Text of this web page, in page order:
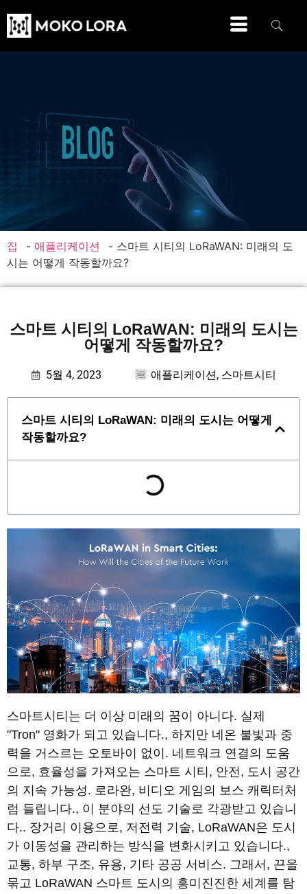
집 - 애플리케이션 - 스마트 시티의 LoRaWAN: 미래의 도
시는 어떻게 작동할까요?
스마트 시티의 LoRaWAN: 미래의 도시는
어떻게 작동할까요?
5월 4, 2023 애플리케이션, 스마트시티
스마트 시티의 LoRaWAN: 미래의 도시는 어떻게
작동할까요?
스마트시티는 더 이상 미래의 꿈이 아니다. 실제
"Tron" 영화가 되고 있습니다., 하지만 네온 불빛과 중
력을 거스르는 오토바이 없이. 네트워크 연결의 도움
으로, 효율성을 가져오는 스마트 시티, 안전, 도시 공간
의 지속 가능성. 로라완, 비디오 게임의 보스 캐릭터처
럼 들립니다., 이 분야의 선도 기술로 각광받고 있습니
다.. 장거리 이용으로, 저전력 기술, LoRaWAN은 도시
가 이동성을 관리하는 방식을 변화시키고 있습니다.,
교통, 하부 구조, 유용, 기타 공공 서비스. 그래서, 끈을
묶고 LoRaWAN 스마트 도시의 흥미진진한 세계를 탐